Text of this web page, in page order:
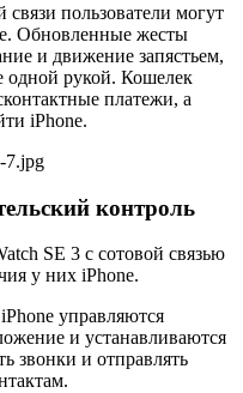
пользователи могут
Обновленные жесты
и движение запястьем,
одной рукой. Кошелек
платежи, а
iPhone.
контроль
SE 3 с сотовой связью
у них iPhone.
управляются
и устанавливаются
звонки и отправлять